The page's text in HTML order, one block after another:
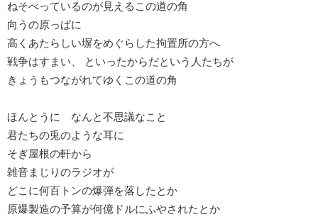
ねそべっているのが見えるこの道の角
向うの原っぱに
高くあたらしい塀をめぐらした拘置所の方へ
戦争はすまい、 といったからだという人たちが
きょうもつながれてゆくこの道の角
ほんとうに なんと不思議なこと
君たちの兎のような耳に
そぎ屋根の軒から
雑音まじりのラジオが
どこに何百トンの爆弾を落したとか
原爆製造の予算が何億ドルにふやされたとか